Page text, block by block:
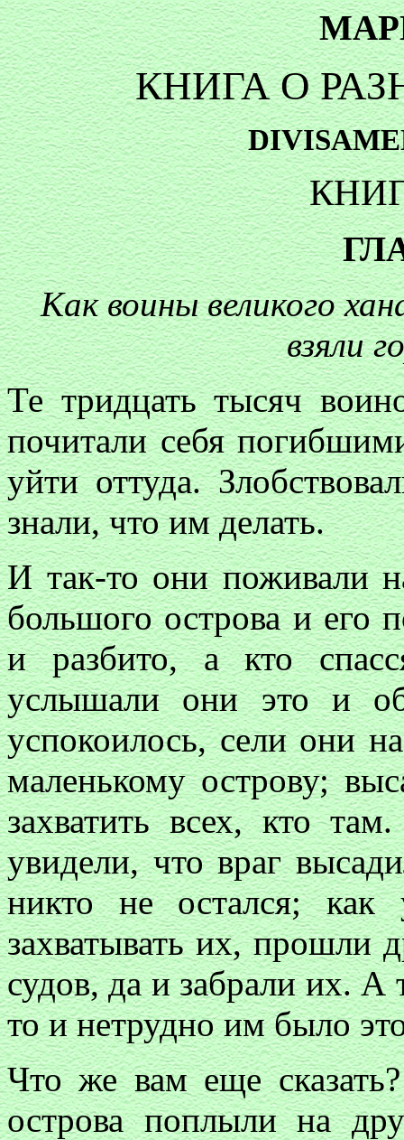
КНИГА О
Как воины великого
взяли
Те тридцать тысяч
почитали себя
уйти оттуда.
знали, что им делать.
И так-то они поживали
большого острова и его
и разбито, а кто
услышали они это и
успокоилось, сели они
маленькому острову;
захватить всех, кто
увидели, что враг
никто не остался;
захватывать их, прошли
судов, да и забрали их. А
то и нетрудно им было
Что же вам еще
острова поплыли на